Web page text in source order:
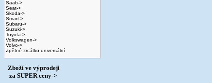
Saab->
Seat->
Skoda->
Smart->
Subaru->
Suzuki->
Toyota->
Volkswagen->
Volvo->
Zpětné zrcátko universální
Zboží ve výprodeji
­ za SUPER ceny->